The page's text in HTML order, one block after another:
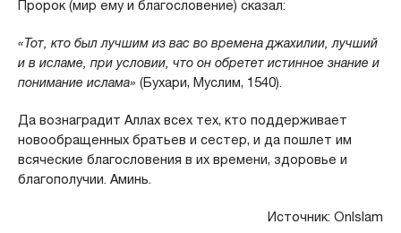
Пророк (мир ему и благословение) сказал:
«Тот, кто был лучшим из вас во времена джахилии, лучший
и в исламе, при условии, что он обретет истинное знание и
понимание ислама» (Бухари, Муслим, 1540).
Да вознаградит Аллах всех тех, кто поддерживает
новообращенных братьев и сестер, и да пошлет им
всяческие благословения в их времени, здоровье и
благополучии. Аминь.
Источник: OnIslam